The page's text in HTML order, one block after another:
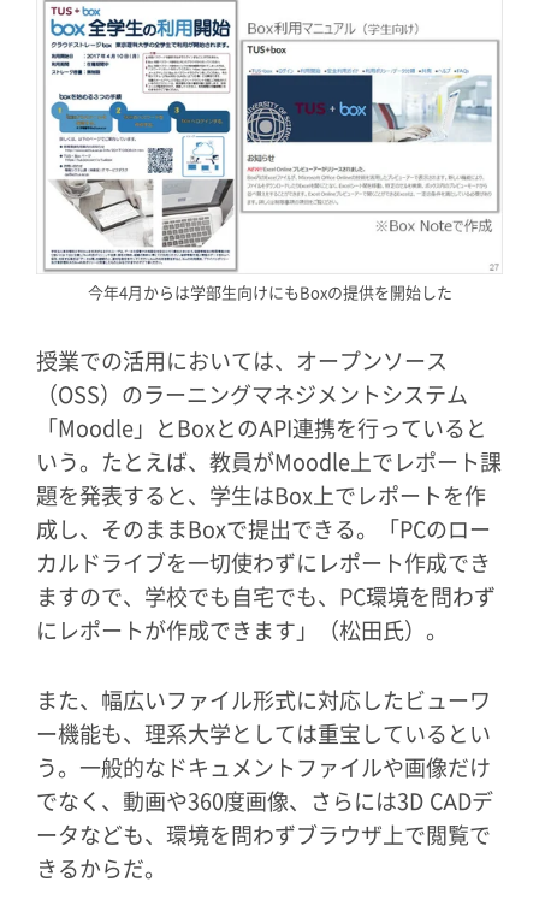
今年4月からは学部生向けにもBoxの提供を開始した
授業での活用においては、オープンソース
（OSS）のラーニングマネジメントシステム
「Moodle」とBoxとのAPI連携を行っていると
いう。たとえば、教員がMoodle上でレポート課
題を発表すると、学生はBox上でレポートを作
成し、そのままBoxで提出できる。「PCのロー
カルドライブを一切使わずにレポート作成でき
ますので、学校でも自宅でも、PC環境を問わず
にレポートが作成できます」（松田氏）。
また、幅広いファイル形式に対応したビューワ
ー機能も、理系大学としては重宝しているとい
う。一般的なドキュメントファイルや画像だけ
でなく、動画や360度画像、さらには3D CADデ
ータなども、環境を問わずブラウザ上で閲覧で
きるからだ。